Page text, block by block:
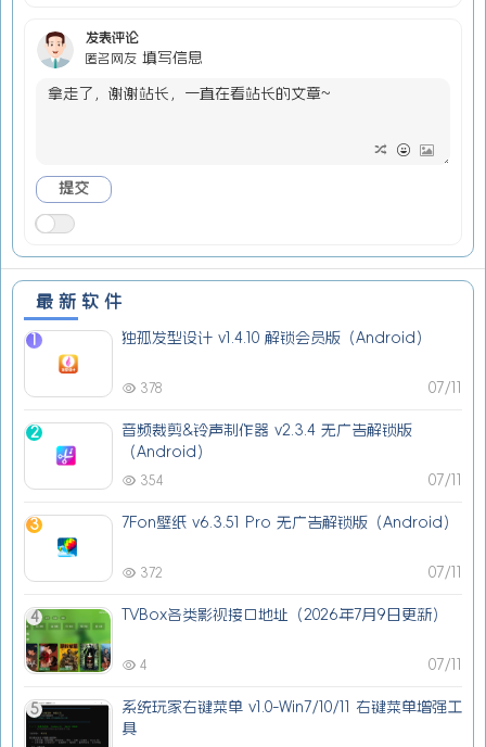
发表评论
匿名网友 填写信息
最新软件
1 独孤发型设计 v1.4.10 解锁会员版（Android）
07/11
378
2
音频裁剪&铃声制作器 v2.3.4 无广告解锁版
（Android）
07/11
354
3 7Fon壁纸 v6.3.51 Pro 无广告解锁版（Android）
07/11
372
4 TVBox各类影视接口地址（2026年7月9日更新）
07/11
4
5
系统玩家右键菜单 v1.0-Win7/10/11 右键菜单增强工
具